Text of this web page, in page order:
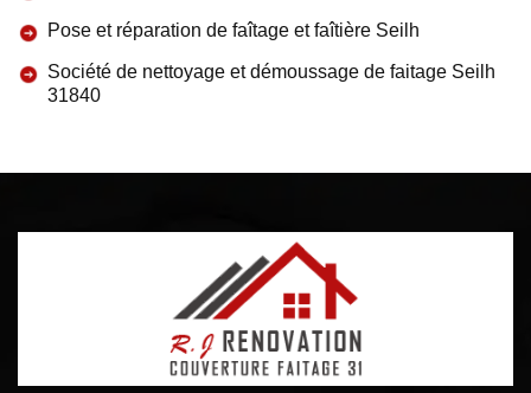
Pose et réparation de faîtage et faîtière Seilh
Société de nettoyage et démoussage de faitage Seilh
31840